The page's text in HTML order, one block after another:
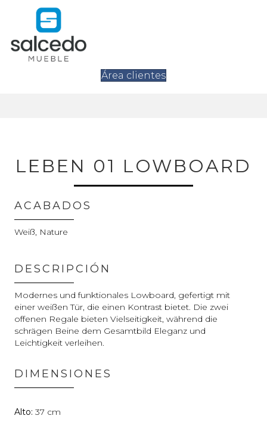
Área clientes
LEBEN 01 LOWBOARD
ACABADOS
Weiß, Nature
DESCRIPCIÓN
Modernes und funktionales Lowboard, gefertigt mit
einer weißen Tür, die einen Kontrast bietet. Die zwei
offenen Regale bieten Vielseitigkeit, während die
schrägen Beine dem Gesamtbild Eleganz und
Leichtigkeit verleihen.
DIMENSIONES
37